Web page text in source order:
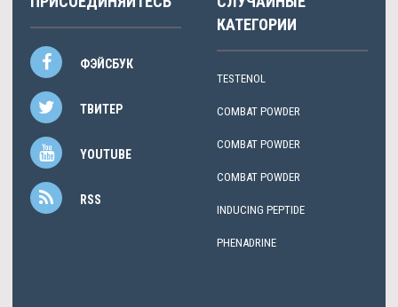
ФЭЙСБУК
ТВИТЕР
YOUTUBE
RSS
КАТЕГОРИИ
TESTENOL
COMBAT POWDER
COMBAT POWDER
COMBAT POWDER
INDUCING PEPTIDE
PHENADRINE